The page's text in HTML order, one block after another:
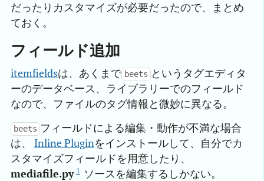
だったりカスタマイズが必要だったので、まとめ
ておく。
フィールド追加
itemfieldsは、あくまで beets というタグエディタ
ーのデータベース、ライブラリーでのフィールド
なので、ファイルのタグ情報と微妙に異なる。
beets フィールドによる編集・動作が不満な場合
は、 Inline Pluginをインストールして、自分でカ
スタマイズフィールドを用意したり、
mediafile.py 1 ソースを編集するしかない。